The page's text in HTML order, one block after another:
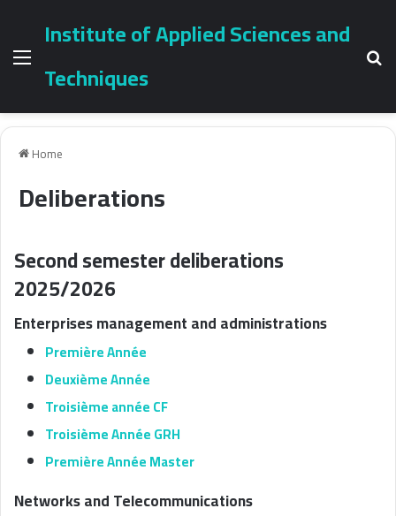
Menu
Institute of Applied Sciences and
Techniques
Home
Deliberations
Second semester deliberations
2025/2026
Enterprises management and administrations
Première Année
Deuxième Année
Troisième année CF
Troisième Année GRH
Première Année Master
Networks and Telecommunications